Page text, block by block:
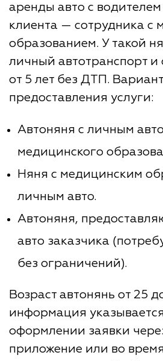
аренды авто с
клиента — сотрудника с
образованием. У такой
личный автотранспорт и
от 5 лет без ДТП.
предоставления услуги:
Автоняня с личным
медицинского
Няня с медицинским
личным авто.
Автоняня,
авто заказчика
без ограничений).
Возраст автонянь от 25
информация
оформлении заявки
приложение или во